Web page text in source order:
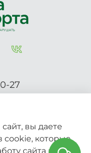
27
справочный
вы даете
cookie, которые
сайта и